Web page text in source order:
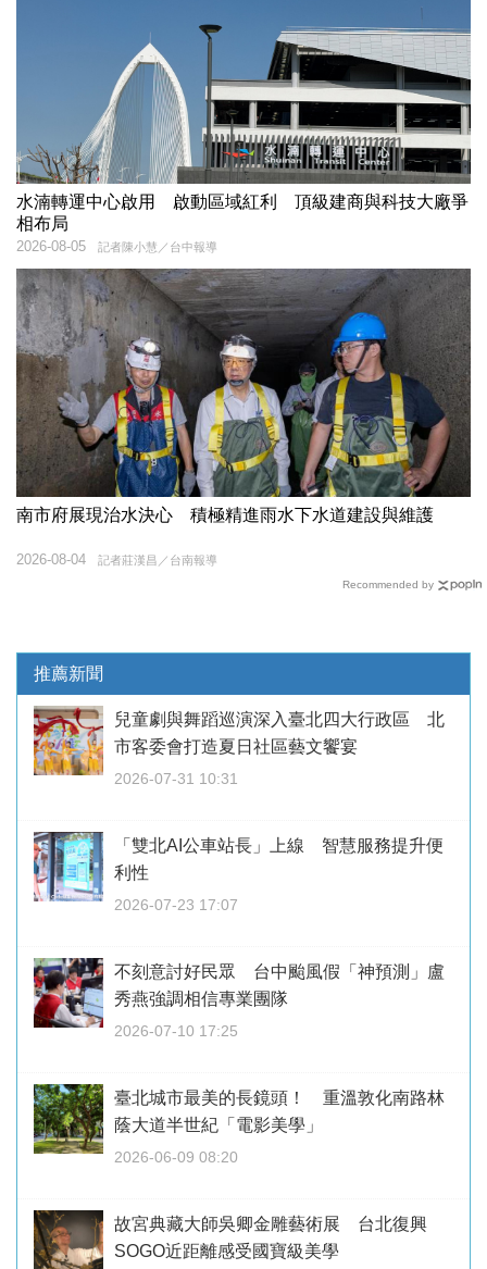
水湳轉運中心啟用 啟動區域紅利 頂級建商與科技大廠爭
相布局
記者陳小慧／台中報導
2026-08-05
南市府展現治水決心 積極精進雨水下水道建設與維護
記者莊漢昌／台南報導
2026-08-04
Recommended by
推薦新聞
兒童劇與舞蹈巡演深入臺北四大行政區 北
市客委會打造夏日社區藝文饗宴
2026-07-31 10:31
「雙北AI公車站長」上線 智慧服務提升便
利性
2026-07-23 17:07
不刻意討好民眾 台中颱風假「神預測」盧
秀燕強調相信專業團隊
2026-07-10 17:25
臺北城市最美的長鏡頭！ 重溫敦化南路林
蔭大道半世紀「電影美學」
2026-06-09 08:20
故宮典藏大師吳卿金雕藝術展 台北復興
SOGO近距離感受國寶級美學